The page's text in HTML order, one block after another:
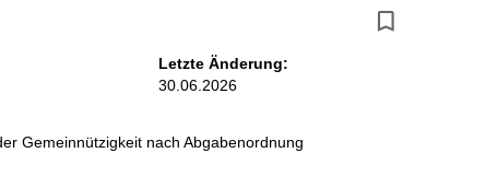
Letzte Änderung:
30.06.2026
Gemeinnützigkeit nach Abgabenordnung